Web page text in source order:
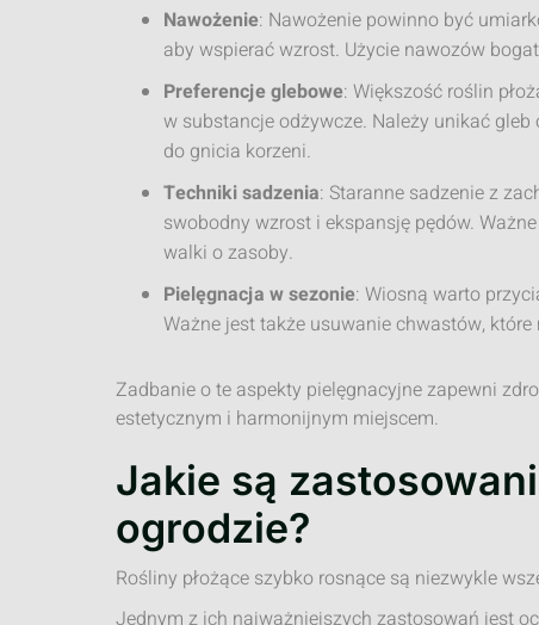
Nawożenie: Nawożenie powinno być
aby wspierać wzrost. Użycie nawozów
Preferencje glebowe: Większość roślin
w substancje odżywcze. Należy unikać
do gnicia korzeni.
Techniki sadzenia: Staranne sadzenie z
swobodny wzrost i ekspansję pędów.
walki o zasoby.
Pielęgnacja w sezonie: Wiosną warto
Ważne jest także usuwanie chwastów,
Zadbanie o te aspekty pielęgnacyjne zapewni
estetycznym i harmonijnym miejscem.
Jakie są
ogrodzie?
Rośliny płożące szybko rosnące są niezwykle
Jednym z ich najważniejszych zastosowań jest